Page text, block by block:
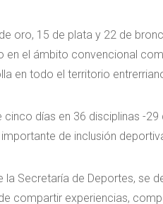
oro, 15 de plata y 22 de
en el ámbito convencional
en todo el territorio
días en 36 disciplinas -
de inclusión
la Secretaría de Deportes, se
compartir experiencias,